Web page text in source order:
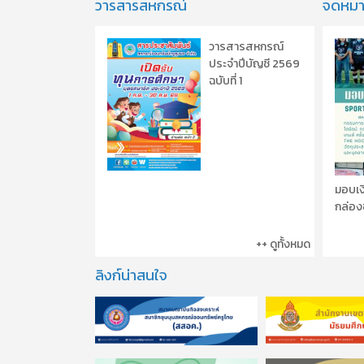
วารสารสหกรณ์
วารสารสหกรณ์
ประจำปีบัญชี 2569
ฉบับที่ 1
++ ดูทั้งหมด
จดหม
มอบ
กล่อ
ลิงก์น่าสนใจ